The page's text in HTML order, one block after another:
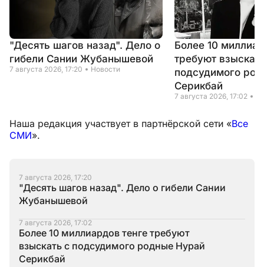
"Десять шагов назад". Дело о
гибели Сании Жубанышевой
7 августа 2026, 17:20 Новости
Более 10
требуют
подсудимого
Серикбай
7 августа 2026, 17:02
Наша редакция участвует в партнёрской сети «Все
СМИ».
7 августа 2026, 17:20
"Десять шагов назад". Дело о гибели Сании
Жубанышевой
7 августа 2026, 17:02
Более 10 миллиардов тенге требуют
взыскать с подсудимого родные Нурай
Серикбай